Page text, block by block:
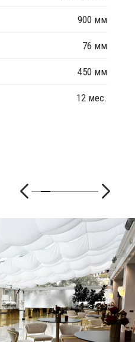
900 мм
76 мм
450 мм
12 мес.